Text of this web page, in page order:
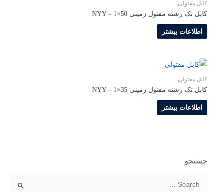
جستجو
کابل مفتولی
کابل تک رشته مفتول زمینی NYY – 1×50
اطلاعات بیشتر
کابل مفتولی
کابل تک رشته مفتول زمینی NYY – 1×35
اطلاعات بیشتر